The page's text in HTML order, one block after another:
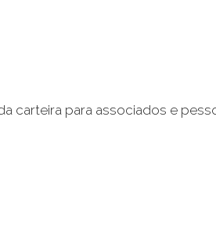
carteira para associados e